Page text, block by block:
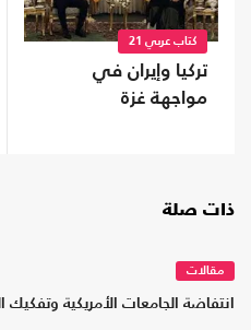
كتاب عربي 21
تركيا وإيران في
مواجهة غزة
ذات صلة
مقالات
انتفاضة الجامعات الأمريكية وتفكيك